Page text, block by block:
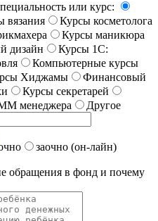
или курс:
вязания
Курсы косметолога
Курсы маникюра
дизайн
Курсы 1С:
Компьютерные курсы
Хиджамы
Финансовый
Курсы секретарей
менеджера Другое
заочно (он-лайн)
обращения в фонд и почему